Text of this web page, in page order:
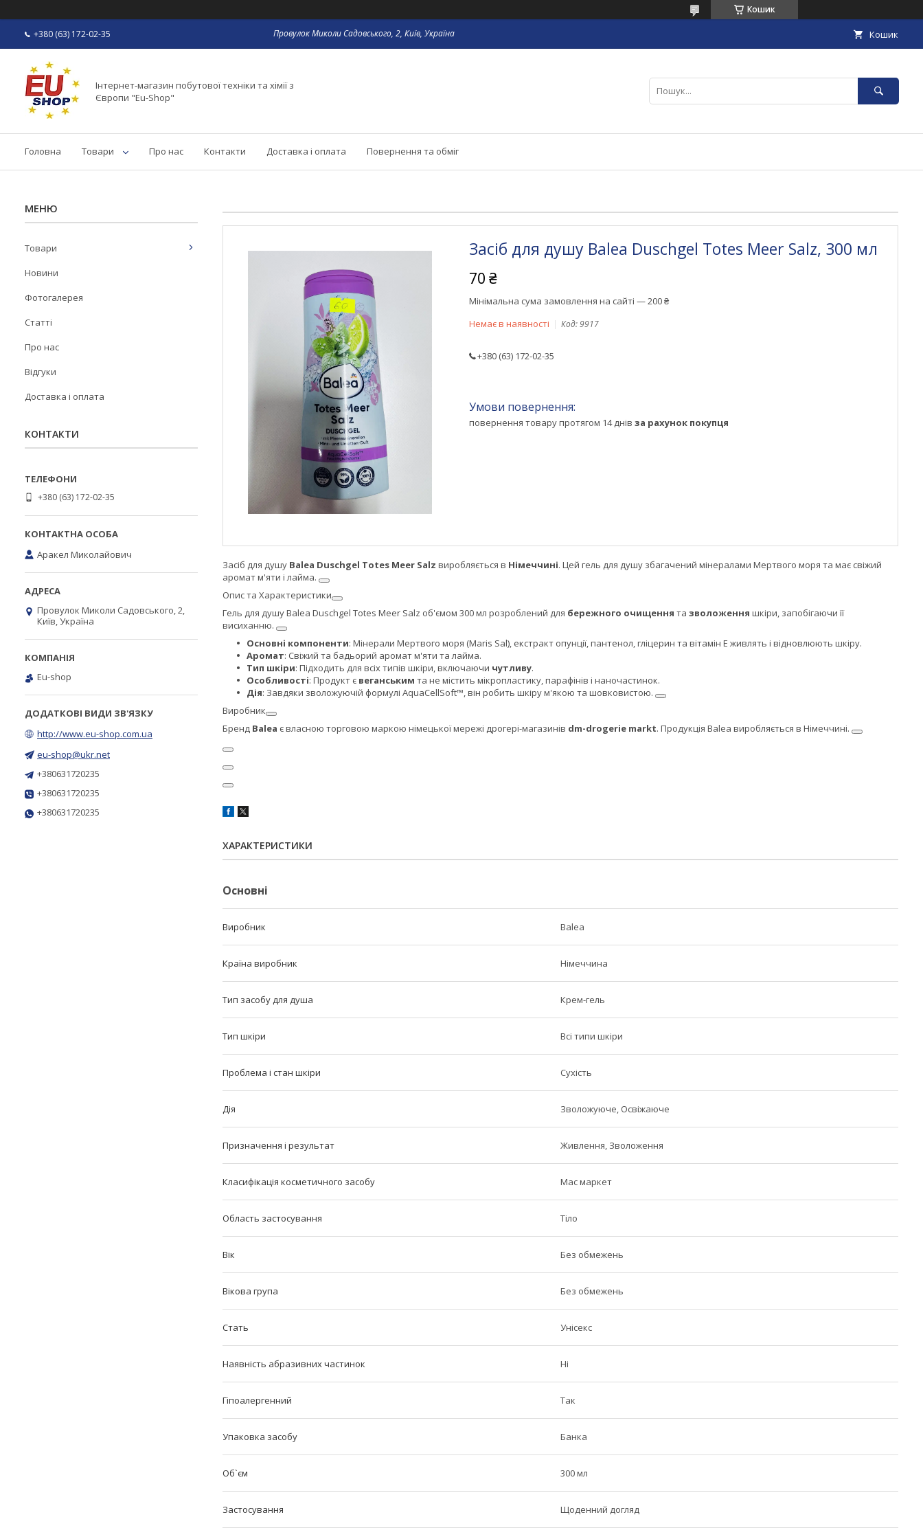
Кошик
+380 (63) 172-02-35 Провулок Миколи Садовського, 2, Київ, Україна Кошик
Інтернет-магазин побутової техніки та хімії з
Європи "Eu-Shop"
Головна Товари Про нас Контакти Доставка і оплата Повернення та обміг
Засіб для душу Balea Duschgel Totes Meer Salz, 300 мл
70 ₴
Мінімальна сума замовлення на сайті — 200 ₴
Немає в наявності
Код:9917
+380 (63) 172-02-35
повернення товару протягом 14 днів за рахунок покупця
Засіб для душу Balea Duschgel Totes Meer Salz виробляється в Німеччині. Цей гель для душу збагачений мінералами Мертвого моря та має свіжий
аромат м'яти і лайма.
Опис та Характеристики
Гель для душу Balea Duschgel Totes Meer Salz об'ємом 300 мл розроблений для бережного очищення та зволоження шкіри, запобігаючи її
висиханню.
Основні компоненти: Мінерали Мертвого моря (Maris Sal), екстракт опунції, пантенол, гліцерин та вітамін E живлять і відновлюють шкіру.
Аромат: Свіжий та бадьорий аромат м'яти та лайма.
Тип шкіри: Підходить для всіх типів шкіри, включаючи чутливу.
Особливості: Продукт є веганським та не містить мікропластику, парафінів і наночастинок.
Дія: Завдяки зволожуючій формулі AquaCellSoft™, він робить шкіру м'якою та шовковистою.
Виробник
Бренд Balea є власною торговою маркою німецької мережі дрогері-магазинів dm-drogerie markt. Продукція Balea виробляється в Німеччині.
ХАРАКТЕРИСТИКИ
Основні
Виробник Balea
Країна виробник Німеччина
Тип засобу для душа Крем-гель
Тип шкіри Всі типи шкіри
Проблема і стан шкіри Сухість
Дія Зволожуюче, Освіжаюче
Призначення і результат Живлення, Зволоження
Класифікація косметичного засобу Мас маркет
Область застосування Тіло
Вік Без обмежень
Вікова група Без обмежень
Стать Унісекс
Наявність абразивних частинок Ні
Гіпоалергенний Так
Упаковка засобу Банка
Об`єм 300 мл
Застосування Щоденний догляд
Товари
Новини
Фотогалерея
Статті
Про нас
Відгуки
Доставка і оплата
КОНТАКТИ
+380 (63) 172-02-35
Аракел Миколайович
Провулок Миколи Садовського, 2,
Київ, Україна
Eu-shop
http://www.eu-shop.com.ua
eu-shop@ukr.net
+380631720235
+380631720235
+380631720235